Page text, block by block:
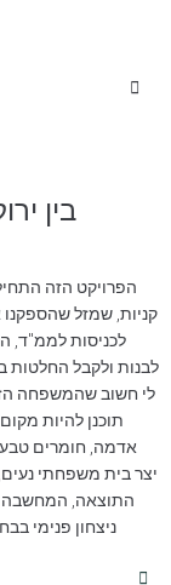
בין
הפרויקט הזה
קניות, שמזל
לכניסות לממ"ד,
לבנות ולקבל החלטות
לי חשוב שהמשפחה
תוכנן להיות
אדמה, חומרים
יצר בית משפחתי
התוצאה, המחשבה
ניצחון פנימי